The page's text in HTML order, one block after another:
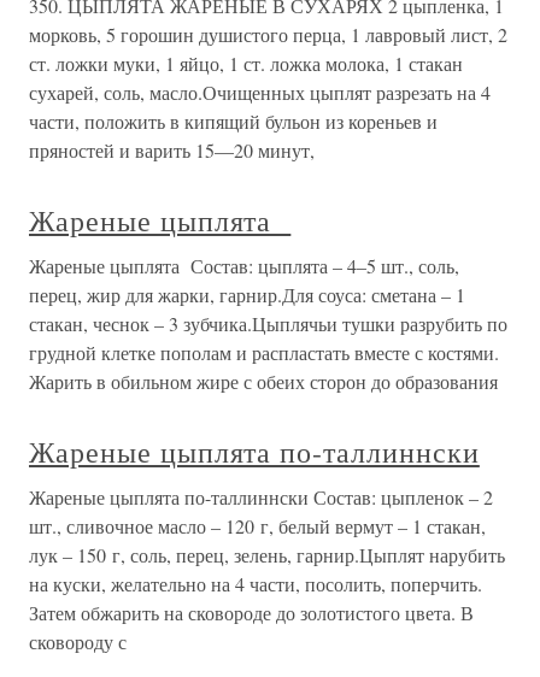
350. ЦЫПЛЯТА ЖАРЕНЫЕ В СУХАРЯХ 2 цыпленка, 1
морковь, 5 горошин душистого перца, 1 лавровый лист, 2
ст. ложки муки, 1 яйцо, 1 ст. ложка молока, 1 стакан
сухарей, соль, масло.Очищенных цыплят разрезать на 4
части, положить в кипящий бульон из кореньев и
пряностей и варить 15—20 минут,
Жареные цыплята
Жареные цыплята Состав: цыплята – 4–5 шт., соль,
перец, жир для жарки, гарнир.Для соуса: сметана – 1
стакан, чеснок – 3 зубчика.Цыплячьи тушки разрубить по
грудной клетке пополам и распластать вместе с костями.
Жарить в обильном жире с обеих сторон до образования
Жареные цыплята по-таллиннски
Жареные цыплята по-таллиннски Состав: цыпленок – 2
шт., сливочное масло – 120 г, белый вермут – 1 стакан,
лук – 150 г, соль, перец, зелень, гарнир.Цыплят нарубить
на куски, желательно на 4 части, посолить, поперчить.
Затем обжарить на сковороде до золотистого цвета. В
сковороду с